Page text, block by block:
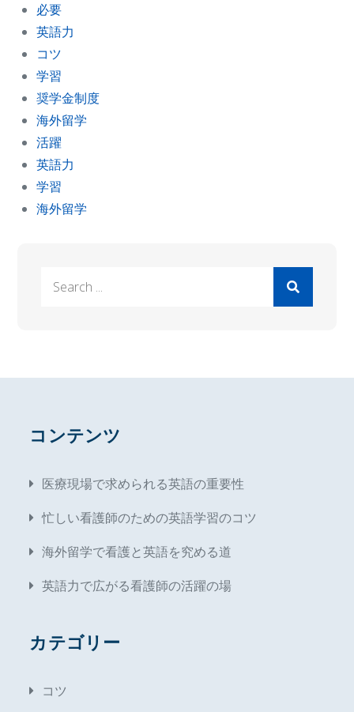
必要
英語力
コツ
学習
奨学金制度
海外留学
活躍
英語力
学習
海外留学
コンテンツ
医療現場で求められる英語の重要性
忙しい看護師のための英語学習のコツ
海外留学で看護と英語を究める道
英語力で広がる看護師の活躍の場
カテゴリー
コツ